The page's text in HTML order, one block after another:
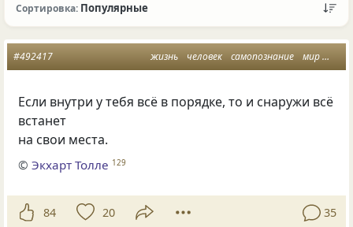
Сортировка: Популярные
жизнь человек самопознание мир
#492417
Если внутри у тебя всё в порядке, то и снаружи всё
встанет
на свои места.
©Экхарт Толле 129
84 20 35